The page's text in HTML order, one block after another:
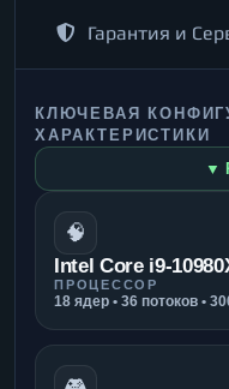
Гарантия и
КЛЮЧЕВАЯ
ХАРАКТЕРИСТИКИ
▼
🧠
Intel Core i9-
ПРОЦЕССОР
18 ядер • 36 потоков •